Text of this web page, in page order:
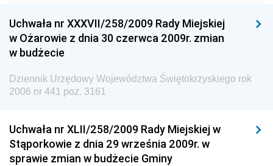
Dziennik Urzędowy Ministra Pracy i Polityki
Społecznej
Dziennik Urzędowy Urzędu Lotnictwa Cywilnego
Dziennik Urzędowy Ministerstwa Hutnictwa i
Przemysłu Maszynowego
Uchwała nr XXXVII/258/2009 Rady Miejskiej
w Ożarowie z dnia 30 czerwca 2009r. zmian
w budżecie
Dziennik Urzędowy Województwa Świętokrzyskiego rok
2006 nr 441 poz. 3161
Uchwała nr XLII/258/2009 Rady Miejskiej w
Stąporkowie z dnia 29 września 2009r. w
sprawie zmian w budżecie Gminy